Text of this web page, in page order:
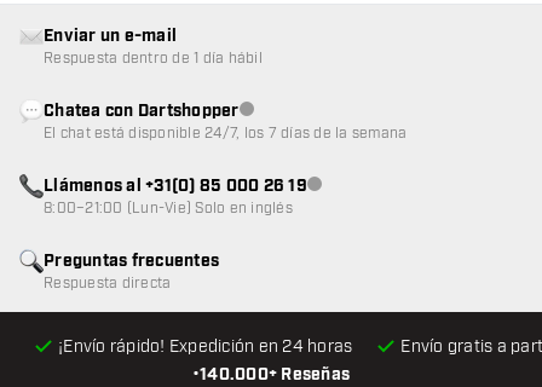
•140.000+ Reseñas
¡Envío rápido! Expedición en 24 horas Envío gratis a
Preguntas frecuentes
Respuesta directa
Enviar un e-mail
Respuesta dentro de 1 día hábil
Chatea con DartshopperAtención al cliente no disponible
El chat está disponible 24/7, los 7 días de la semana
Llámenos al +31(0) 85 000 26 19Atención al cliente no disponible
8:00–21:00 (Lun-Vie) Solo en inglés